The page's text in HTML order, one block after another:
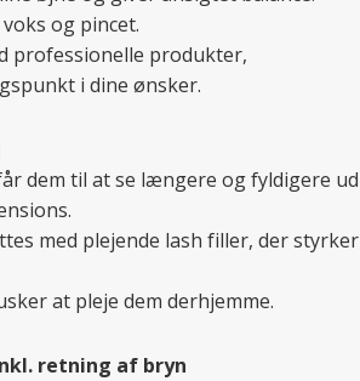
og pincet.
professionelle produkter,
i dine ønsker.
dem til at se længere og fyldigere ud
med plejende lash filler, der styrker
at pleje dem derhjemme.
retning af bryn